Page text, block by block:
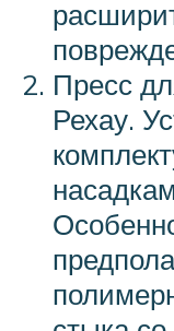
Пресс
Рехау.